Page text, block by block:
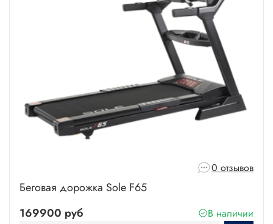
0 отзывов
Беговая дорожка Sole F65
169900 руб
В наличии